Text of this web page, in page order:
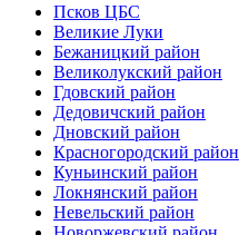
Псков ЦБС
Великие Луки
Бежаницкий район
Великолукский район
Гдовский район
Дедовичский район
Дновский район
Красногородский район
Куньинский район
Локнянский район
Невельский район